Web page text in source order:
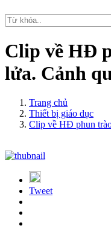
Clip về HĐ
lửa. Cảnh
Trang chủ
Thiết bị giáo dục
Clip về HĐ phun
Tweet